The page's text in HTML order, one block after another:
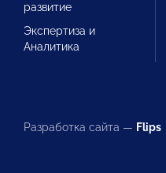
развитие
Экспертиза и
Аналитика
Разработка сайта — Flips